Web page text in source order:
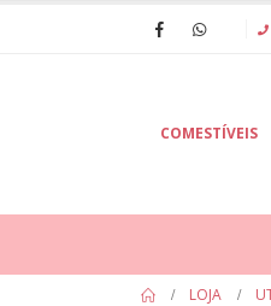
COMESTÍVEIS
LOJA